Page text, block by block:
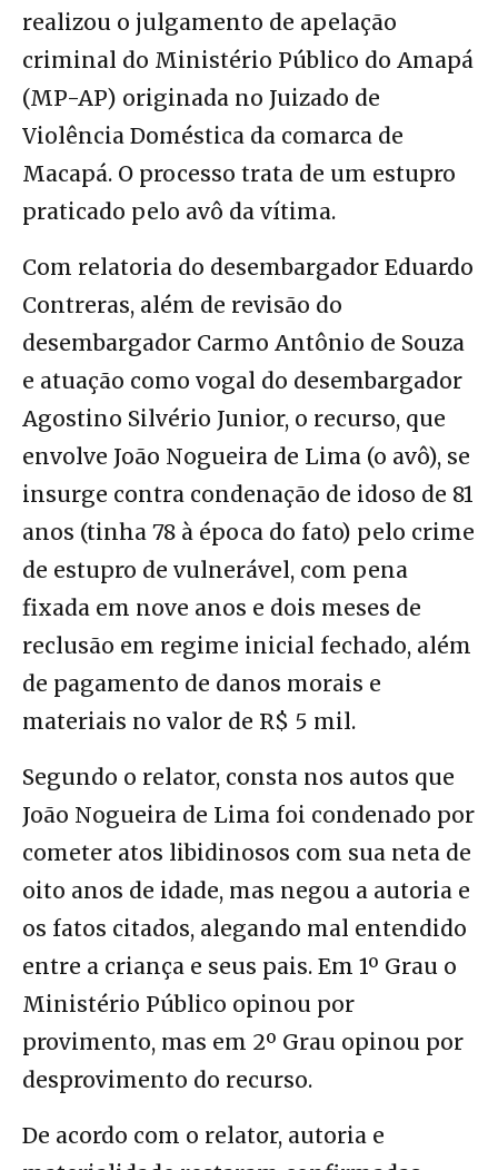
realizou o julgamento de apelação
criminal do Ministério Público do Amapá
(MP-AP) originada no Juizado de
Violência Doméstica da comarca de
Macapá. O processo trata de um estupro
praticado pelo avô da vítima.
Com relatoria do desembargador Eduardo
Contreras, além de revisão do
desembargador Carmo Antônio de Souza
e atuação como vogal do desembargador
Agostino Silvério Junior, o recurso, que
envolve João Nogueira de Lima (o avô), se
insurge contra condenação de idoso de 81
anos (tinha 78 à época do fato) pelo crime
de estupro de vulnerável, com pena
fixada em nove anos e dois meses de
reclusão em regime inicial fechado, além
de pagamento de danos morais e
materiais no valor de R$ 5 mil.
Segundo o relator, consta nos autos que
João Nogueira de Lima foi condenado por
cometer atos libidinosos com sua neta de
oito anos de idade, mas negou a autoria e
os fatos citados, alegando mal entendido
entre a criança e seus pais. Em 1º Grau o
Ministério Público opinou por
provimento, mas em 2º Grau opinou por
desprovimento do recurso.
De acordo com o relator, autoria e